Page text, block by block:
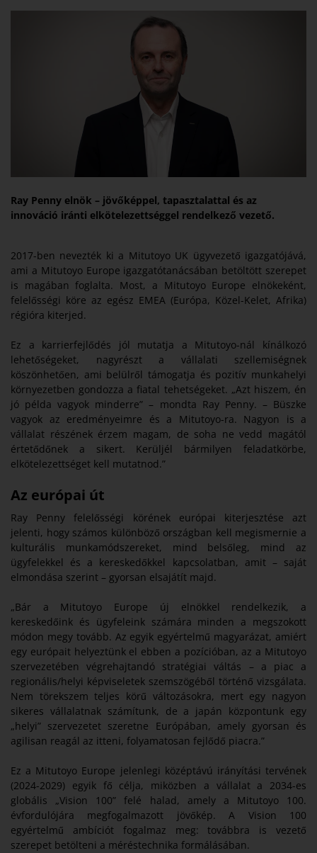
Ray Penny elnök – jövőképpel, tapasztalattal és az
innováció iránti elkötelezettséggel rendelkező vezető.
2017-ben nevezték ki a Mitutoyo UK ügyvezető igazgatójává,
ami a Mitutoyo Europe igazgatótanácsában betöltött szerepet
is magában foglalta. Most, a Mitutoyo Europe elnökeként,
felelősségi köre az egész EMEA (Európa, Közel-Kelet, Afrika)
régióra kiterjed.
Ez a karrierfejlődés jól mutatja a Mitutoyo-nál kínálkozó
lehetőségeket, nagyrészt a vállalati szellemiségnek
köszönhetően, ami belülről támogatja és pozitív munkahelyi
környezetben gondozza a fiatal tehetségeket. „Azt hiszem, én
jó példa vagyok minderre” – mondta Ray Penny. – Büszke
vagyok az eredményeimre és a Mitutoyo-ra. Nagyon is a
vállalat részének érzem magam, de soha ne vedd magától
értetődőnek a sikert. Kerüljél bármilyen feladatkörbe,
elkötelezettséget kell mutatnod.”
Az európai út
Ray Penny felelősségi körének európai kiterjesztése azt
jelenti, hogy számos különböző országban kell megismernie a
kulturális munkamódszereket, mind belsőleg, mind az
ügyfelekkel és a kereskedőkkel kapcsolatban, amit – saját
elmondása szerint – gyorsan elsajátít majd.
„Bár a Mitutoyo Europe új elnökkel rendelkezik, a
kereskedőink és ügyfeleink számára minden a megszokott
módon megy tovább. Az egyik egyértelmű magyarázat, amiért
egy európait helyeztünk el ebben a pozícióban, az a Mitutoyo
szervezetében végrehajtandó stratégiai váltás – a piac a
regionális/helyi képviseletek szemszögéből történő vizsgálata.
Nem törekszem teljes körű változásokra, mert egy nagyon
sikeres vállalatnak számítunk, de a japán központunk egy
„helyi” szervezetet szeretne Európában, amely gyorsan és
agilisan reagál az itteni, folyamatosan fejlődő piacra.”
Ez a Mitutoyo Europe jelenlegi középtávú irányítási tervének
(2024-2029) egyik fő célja, miközben a vállalat a 2034-es
globális „Vision 100” felé halad, amely a Mitutoyo 100.
évfordulójára megfogalmazott jövőkép. A Vision 100
egyértelmű ambíciót fogalmaz meg: továbbra is vezető
szerepet betölteni a méréstechnika formálásában.